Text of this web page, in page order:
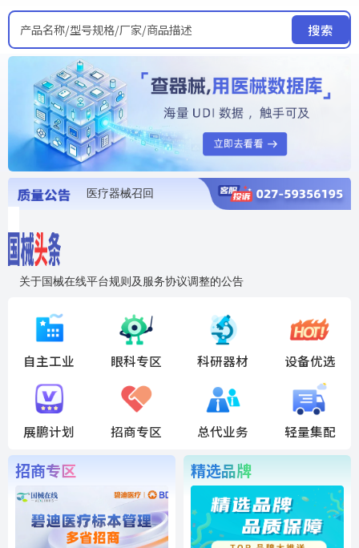
产品名称/型号规格/厂家/商品描述 搜索
医疗器械召回
关于国械在线平台规则及服务协议调整的公告
国药创研AED开启全国招商
自主工业 眼科专区 科研器材 设备优选
展鹏计划 招商专区 总代业务 轻量集配
招商专区 精选品牌